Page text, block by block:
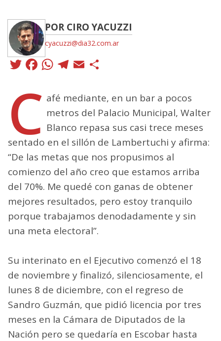
POR CIRO YACUZZI
cyacuzzi@dia32.com.ar
Twitter
Facebook
WhatsApp
Telegram
Email
C afé mediante, en un bar a pocos
metros del Palacio Municipal, Walter
Blanco repasa sus casi trece meses
sentado en el sillón de Lambertuchi y afirma:
“De las metas que nos propusimos al
comienzo del año creo que estamos arriba
del 70%. Me quedé con ganas de obtener
mejores resultados, pero estoy tranquilo
porque trabajamos denodadamente y sin
una meta electoral”.
Su interinato en el Ejecutivo comenzó el 18
de noviembre y finalizó, silenciosamente, el
lunes 8 de diciembre, con el regreso de
Sandro Guzmán, que pidió licencia por tres
meses en la Cámara de Diputados de la
Nación pero se quedaría en Escobar hasta